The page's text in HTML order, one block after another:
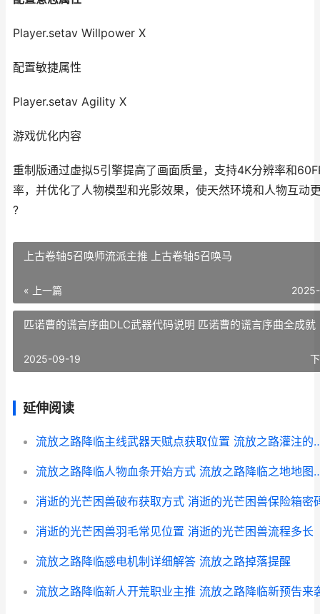
Player.setav Willpower X
配置敏捷属性
Player.setav Agility X
游戏优化内容
重制版通过虚拟5引擎提高了画面质量，支持4K分辨率和
率，并优化了人物模型和光影效果，使天然环境和人物互动
?
上古卷轴5召唤师流派主推 上古卷轴5召唤马
« 上一篇
匹诺曹的谎言序曲DLC武器代码说明 匹诺曹的谎言序曲全成就
2025-09-19
延伸阅读
流放之路降临主线武器天
流放之路降临人物血条开
消逝的光芒困兽破布获取方式 消逝的光芒困兽保险箱密
消逝的光芒困兽羽毛常见位置 消逝的光芒困兽流程多长
流放之路降临感电机制详细解答 流放之路掉落提醒
流放之路降临新人开荒职业主推 流放之路降临新预告来